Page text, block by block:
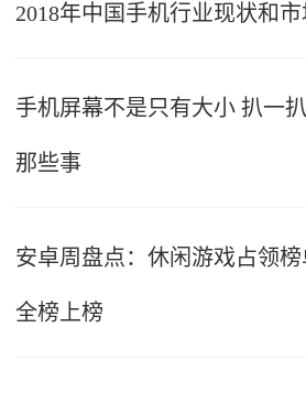
2018年中国手机行业现状和
手机屏幕不是只有大小 扒一
那些事
安卓周盘点：休闲游戏占领
全榜上榜